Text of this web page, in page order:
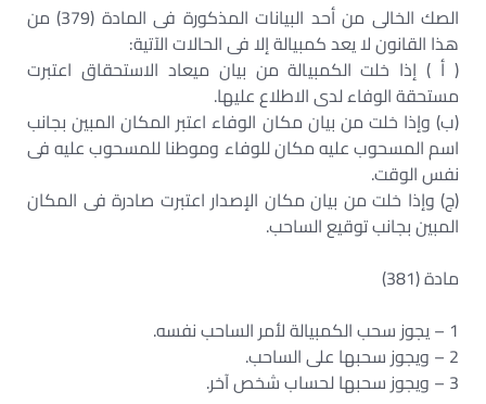
الصك الخالى من أحد البيانات المذكورة فى المادة (379) من
هذا القانون لا يعد كمبيالة إلا فى الحالات الآتية:
( أ ) إذا خلت الكمبيالة من بيان ميعاد الاستحقاق اعتبرت
مستحقة الوفاء لدى الاطلاع عليها.
(ب) وإذا خلت من بيان مكان الوفاء اعتبر المكان المبين بجانب
اسم المسحوب عليه مكان للوفاء وموطنا للمسحوب عليه فى
نفس الوقت.
(ج) وإذا خلت من بيان مكان الإصدار اعتبرت صادرة فى المكان
المبين بجانب توقيع الساحب.
مادة (381)
1 – يجوز سحب الكمبيالة لأمر الساحب نفسه.
2 – ويجوز سحبها على الساحب.
3 – ويجوز سحبها لحساب شخص آخر.